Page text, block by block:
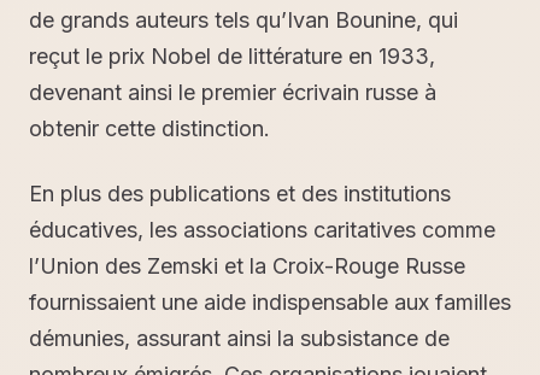
de grands auteurs tels qu’Ivan Bounine, qui
reçut le prix Nobel de littérature en 1933,
devenant ainsi le premier écrivain russe à
obtenir cette distinction.
En plus des publications et des institutions
éducatives, les associations caritatives comme
l’Union des Zemski et la Croix-Rouge Russe
fournissaient une aide indispensable aux familles
démunies, assurant ainsi la subsistance de